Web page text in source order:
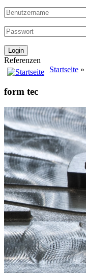
Referenzen
Startseite »
form tec